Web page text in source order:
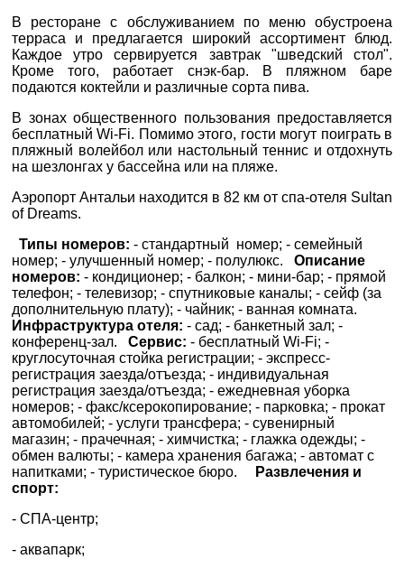
+38 (099) 180-32-43,
+38 (093) 180-32-43,
0800 33 01 80
zp_city@aventour.ua
Сб 10:00 - 15:00
Харків
вул. Сумська 77/79
+38 (067) 180-32-43,
+38 (099) 180-32-43
+38 (093) 180-32-43
0800 33 01 80
kh_city@aventour.ua
Пн. - Пт. 9:00 - 18:00
Сб 10:00 - 15:00
В ресторане с обслуживанием по меню обустроена
терраса и предлагается широкий ассортимент блюд.
Каждое утро сервируется завтрак "шведский стол".
Кроме того, работает снэк-бар. В пляжном баре
подаются коктейли и различные сорта пива.
В зонах общественного пользования предоставляется
бесплатный Wi-Fi. Помимо этого, гости могут поиграть в
пляжный волейбол или настольный теннис и отдохнуть
на шезлонгах у бассейна или на пляже.
Аэропорт Антальи находится в 82 км от спа-отеля Sultan
of Dreams.
Типы номеров: - стандартный номер; - семейный
номер; - улучшенный номер; - полулюкс. Описание
номеров: - кондиционер; - балкон; - мини-бар; - прямой
телефон; - телевизор; - спутниковые каналы; - сейф (за
дополнительную плату); - чайник; - ванная комната.
Инфраструктура отеля: - сад; - банкетный зал; -
конференц-зал. Сервис: - бесплатный Wi-Fi; -
круглосуточная стойка регистрации; - экспресс-
регистрация заезда/отъезда; - индивидуальная
регистрация заезда/отъезда; - ежедневная уборка
номеров; - факс/ксерокопирование; - парковка; - прокат
автомобилей; - услуги трансфера; - сувенирный
магазин; - прачечная; - химчистка; - глажка одежды; -
обмен валюты; - камера хранения багажа; - автомат с
напитками; - туристическое бюро.
Развлечения и
спорт:
- СПА-центр;
- аквапарк;
*ВАШЕ ІМ'Я